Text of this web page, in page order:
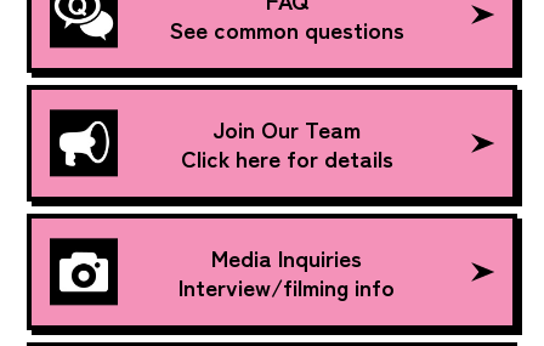
See common questions
Join Our Team
Click here for details
Media Inquiries
Interview/filming info